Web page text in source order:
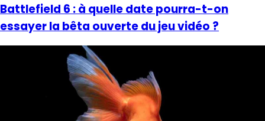
Battlefield 6 : à quelle date pourra-t-on
essayer la bêta ouverte du jeu vidéo ?